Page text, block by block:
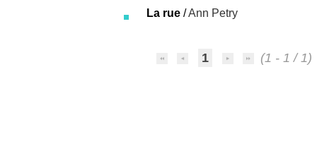
La rue /Ann Petry
1 (1 - 1 / 1)